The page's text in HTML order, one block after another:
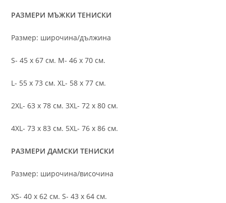
РАЗМЕРИ МЪЖКИ ТЕНИСКИ
Размер: широчина/дължина
S- 45 х 67 см. M- 46 х 70 см.
L- 55 х 73 см. XL- 58 х 77 см.
2XL- 63 х 78 см. 3XL- 72 х 80 см.
4XL- 73 х 83 см. 5XL- 76 х 86 см.
РАЗМЕРИ ДАМСКИ ТЕНИСКИ
Размер: широчина/височина
XS- 40 х 62 см. S- 43 х 64 см.